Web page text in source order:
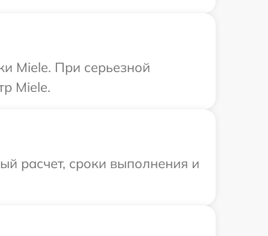
Miele. При серьезной
Miele.
расчет, сроки выполнения и